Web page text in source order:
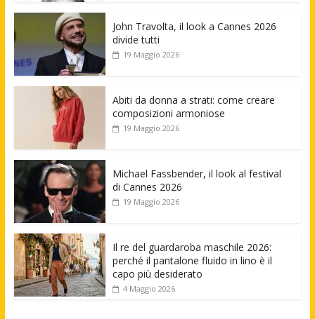
John Travolta, il look a Cannes 2026
divide tutti
19 Maggio 2026
Abiti da donna a strati: come creare
composizioni armoniose
19 Maggio 2026
Michael Fassbender, il look al festival
di Cannes 2026
19 Maggio 2026
Il re del guardaroba maschile 2026:
perché il pantalone fluido in lino è il
capo più desiderato
4 Maggio 2026